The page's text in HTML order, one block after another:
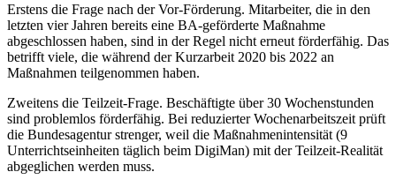
Erstens die Frage nach der Vor-Förderung. Mitarbeiter, die in den
letzten vier Jahren bereits eine BA-geförderte Maßnahme
abgeschlossen haben, sind in der Regel nicht erneut förderfähig. Das
betrifft viele, die während der Kurzarbeit 2020 bis 2022 an
Maßnahmen teilgenommen haben.
Zweitens die Teilzeit-Frage. Beschäftigte über 30 Wochenstunden
sind problemlos förderfähig. Bei reduzierter Wochenarbeitszeit prüft
die Bundesagentur strenger, weil die Maßnahmenintensität (9
Unterrichtseinheiten täglich beim DigiMan) mit der Teilzeit-Realität
abgeglichen werden muss.